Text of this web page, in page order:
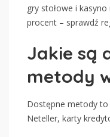
gry stołowe i
procent – sprawdź
Jakie są
metody
Dostępne metody to
Neteller, karty